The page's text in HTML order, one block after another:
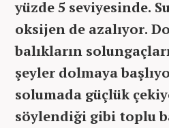
yüzde 5 seviyesinde.
oksijen de azalıyor.
balıkların
şeyler dolmaya
solumada güçlük
söylendiği gibi toplu